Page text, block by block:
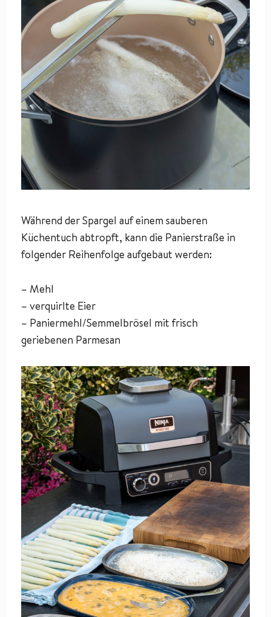
Während der Spargel auf einem sauberen
Küchentuch abtropft, kann die Panierstraße in
folgender Reihenfolge aufgebaut werden:
– Mehl
– verquirlte Eier
– Paniermehl/Semmelbrösel mit frisch
geriebenen Parmesan